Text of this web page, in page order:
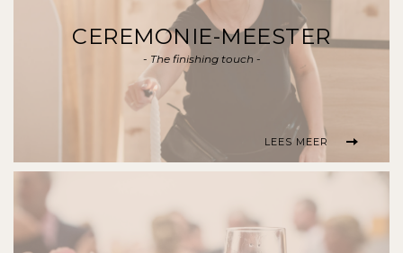
CEREMONIE-MEESTER
- The finishing touch -
LEES MEER